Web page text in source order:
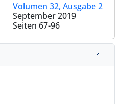
Volumen 32, Ausgabe 2
September 2019
Seiten 67-96